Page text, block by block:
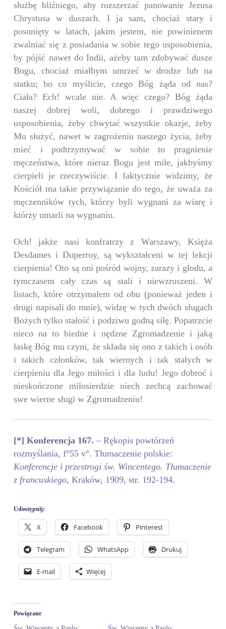
służbę bliźniego, aby rozszerzać panowanie Jezusa
Chrystusa w duszach. I ja sam, chociaż stary i
posunięty w latach, jakim jestem, nie powinienem
zwalniać się z posiadania w sobie tego usposobienia,
by pójść nawet do Indii, ażeby tam zdobywać dusze
Bogu, chociaż miałbym umrzeć w drodze lub na
statku; bo co myślicie, czego Bóg żąda od nas?
Ciała? Ech! wcale nie. A więc czego? Bóg żąda
naszej dobrej woli, dobrego i prawdziwego
usposobienia, żeby chwytać wszystkie okazje, żeby
Mu służyć, nawet w zagrożeniu naszego życia, żeby
mieć i podtrzymywać w sobie to pragnienie
męczeństwa, które nieraz Bogu jest miłe, jakbyśmy
cierpieli je rzeczywiście. I faktycznie widzimy, że
Kościół ma takie przywiązanie do tego, że uważa za
męczenników tych, którzy byli wygnani za wiarę i
którzy umarli na wygnaniu.
Och! jakże nasi konfratrzy z Warszawy, Księża
Desdames i Duperroy, są wykształceni w tej lekcji
cierpienia! Oto są oni pośród wojny, zarazy i głodu, a
tymczasem cały czas są stali i niewzruszeni. W
listach, które otrzymałem od obu (ponieważ jeden i
drugi napisali do mnie), widzę w tych dwóch sługach
Bożych tylko stałość i podziwu godną siłę. Popatrzcie
nieco na to biedne i nędzne Zgromadzenie i jaką
łaskę Bóg mu czyni, że składa się ono z takich i osób
i takich członków, tak wiernych i tak stałych w
cierpieniu dla Jego miłości i dla ludu! Jego dobroć i
nieskończone miłosierdzie niech zechcą zachować
swe wierne sługi w Zgromadzeniu!
[*] Konferencja 167. – Rękopis powtórzeń
rozmyślania, f°55 v°. Tłumaczenie polskie:
Konferencje i przestrogi św. Wincentego. Tłumaczenie
z francuskiego, Kraków, 1909, str. 192-194.
Udostępnij:
X Facebook Pinterest
Telegram WhatsApp Drukuj
E-mail Więcej
Powiązane